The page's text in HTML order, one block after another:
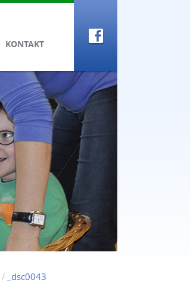
KONTAKT
/ _dsc0043